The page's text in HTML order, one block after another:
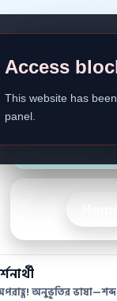
Access
This website has
panel.
অনুভূতির